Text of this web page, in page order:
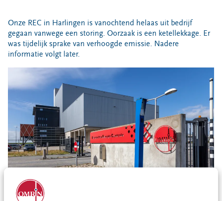
Afval aanmelden
Bouwcontainer huren
Ons verhaal
Nieuws
Ontdek Omrin
Hier werken we aan
Ecopark De Wierde
Reststoffen Energie Centrale
Projecten
Storing, klacht of vraag
Onze REC in Harlingen is vanochtend helaas uit bedrijf
gegaan vanwege een storing. Oorzaak is een ketellekkage. Er
was tijdelijk sprake van verhoogde emissie. Nadere
informatie volgt later.